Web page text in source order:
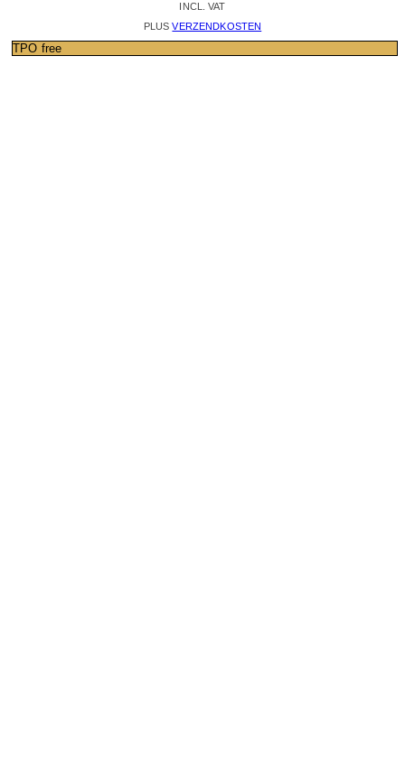
INCL. VAT
PLUSVERZENDKOSTEN
TPO free